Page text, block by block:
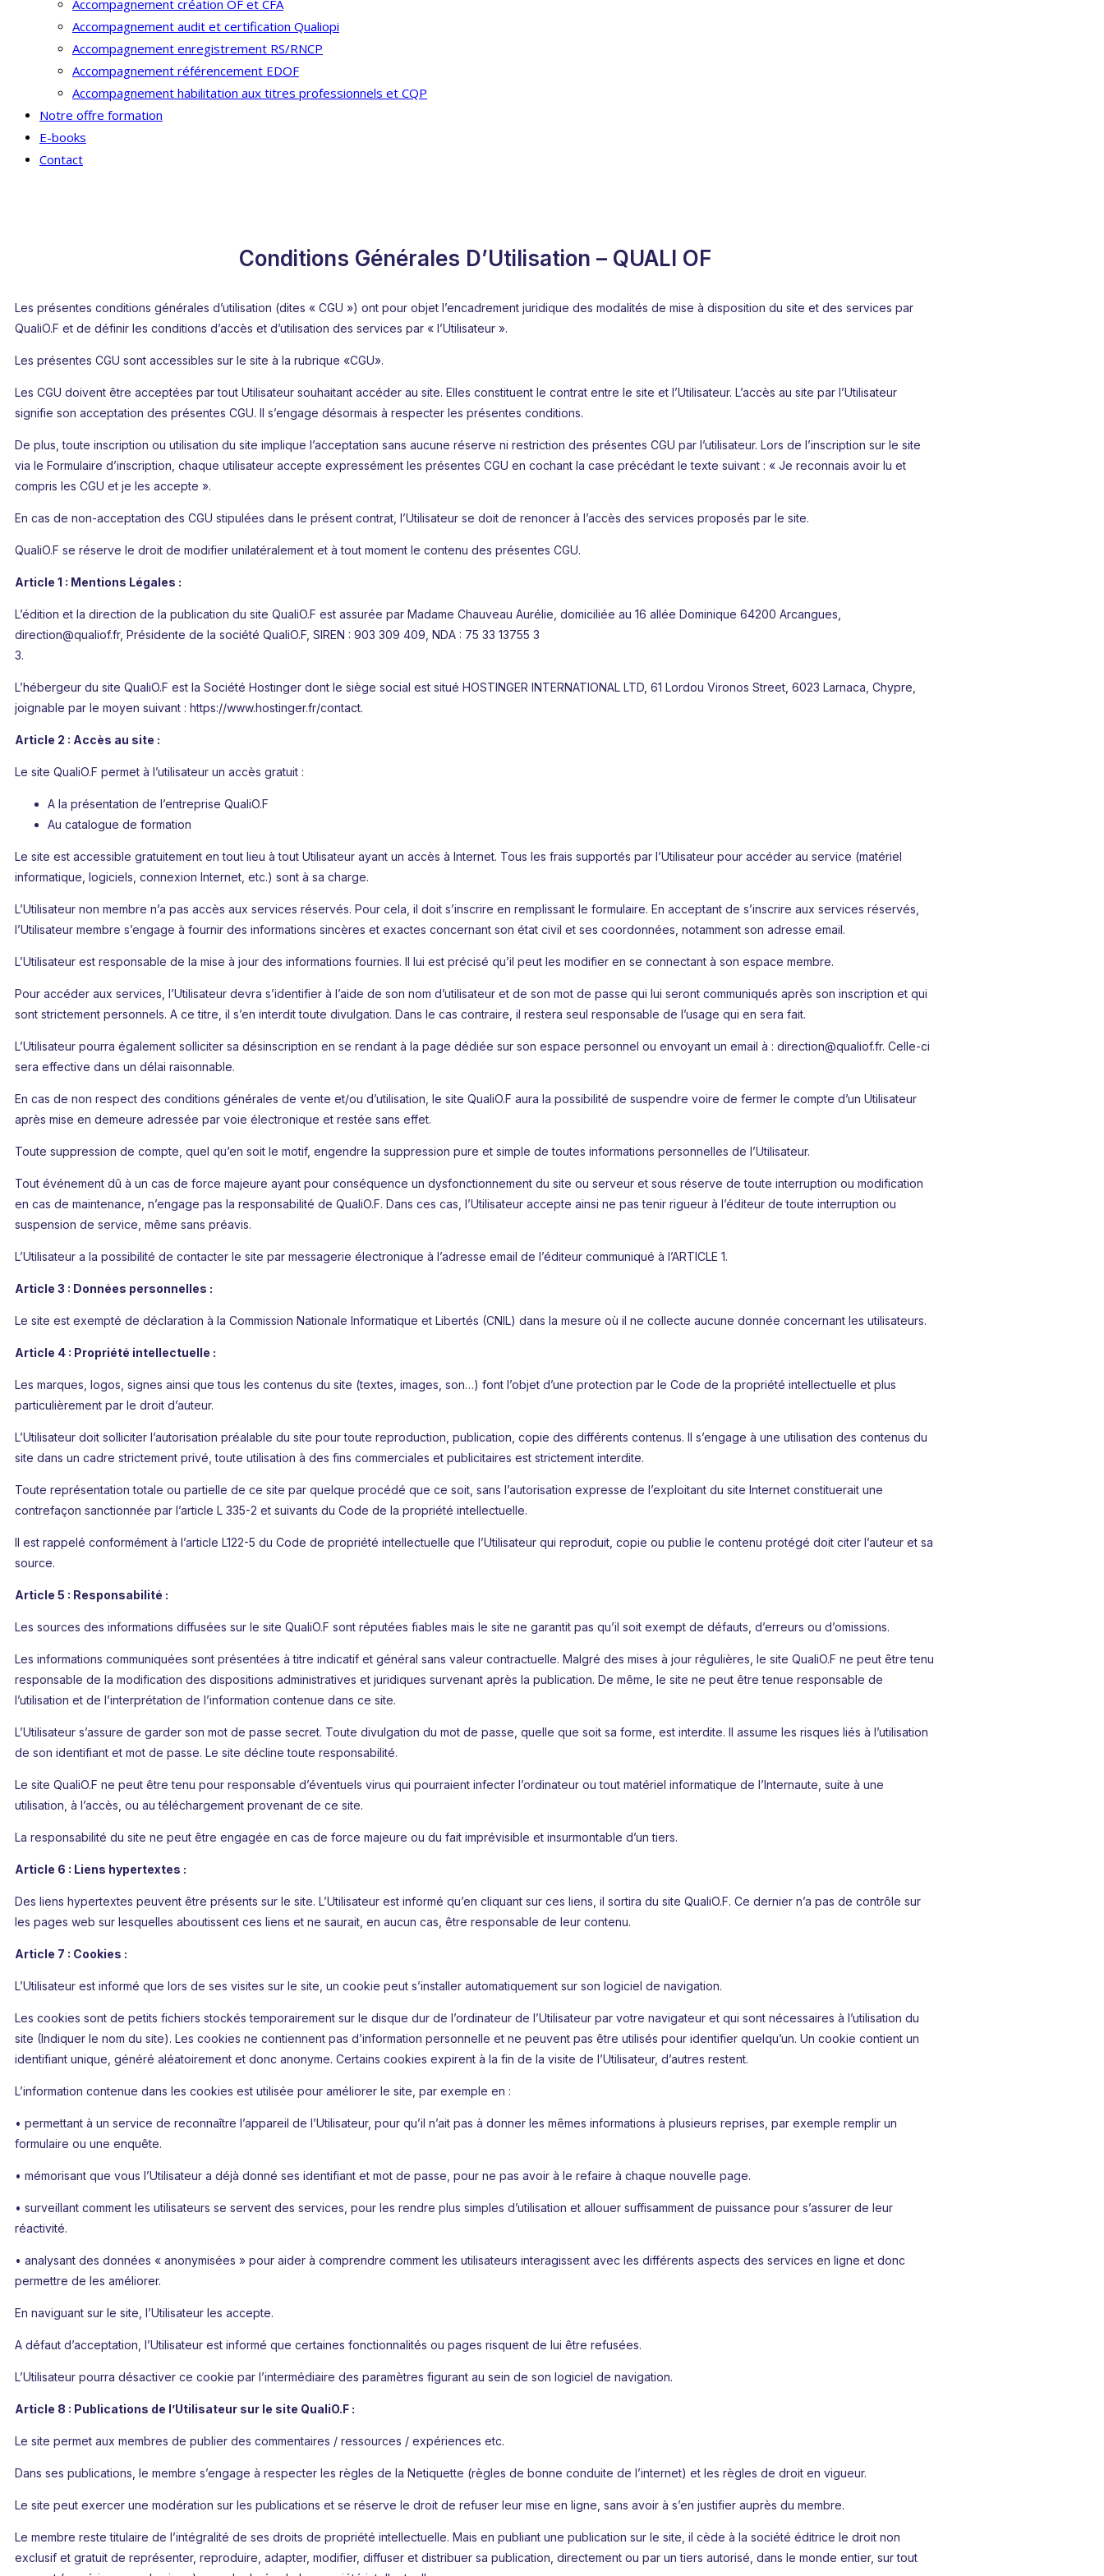
Accompagnement création OF et CFA
Accompagnement audit et certification Qualiopi
Accompagnement enregistrement RS/RNCP
Accompagnement référencement EDOF
Accompagnement habilitation aux titres professionnels et CQP
Notre offre formation
E-books
Contact
Conditions Générales D’Utilisation – QUALI OF
Les présentes conditions générales d’utilisation (dites « CGU ») ont pour objet l’encadrement juridique des modalités de mise à disposition du site et des services par
QualiO.F et de définir les conditions d’accès et d’utilisation des services par « l’Utilisateur ».
Les présentes CGU sont accessibles sur le site à la rubrique «CGU».
Les CGU doivent être acceptées par tout Utilisateur souhaitant accéder au site. Elles constituent le contrat entre le site et l’Utilisateur. L’accès au site par l’Utilisateur
signifie son acceptation des présentes CGU. Il s’engage désormais à respecter les présentes conditions.
De plus, toute inscription ou utilisation du site implique l’acceptation sans aucune réserve ni restriction des présentes CGU par l’utilisateur. Lors de l’inscription sur le site
via le Formulaire d’inscription, chaque utilisateur accepte expressément les présentes CGU en cochant la case précédant le texte suivant : « Je reconnais avoir lu et
compris les CGU et je les accepte ».
En cas de non-acceptation des CGU stipulées dans le présent contrat, l’Utilisateur se doit de renoncer à l’accès des services proposés par le site.
QualiO.F se réserve le droit de modifier unilatéralement et à tout moment le contenu des présentes CGU.
Article 1 : Mentions Légales :
L’édition et la direction de la publication du site QualiO.F est assurée par Madame Chauveau Aurélie, domiciliée au 16 allée Dominique 64200 Arcangues,
direction@qualiof.fr, Présidente de la société QualiO.F, SIREN : 903 309 409, NDA : 75 33 13755 3
3.
L’hébergeur du site QualiO.F est la Société Hostinger dont le siège social est situé HOSTINGER INTERNATIONAL LTD, 61 Lordou Vironos Street, 6023 Larnaca, Chypre,
joignable par le moyen suivant : https://www.hostinger.fr/contact.
Article 2 : Accès au site :
Le site QualiO.F permet à l’utilisateur un accès gratuit :
A la présentation de l’entreprise QualiO.F
Au catalogue de formation
Le site est accessible gratuitement en tout lieu à tout Utilisateur ayant un accès à Internet. Tous les frais supportés par l’Utilisateur pour accéder au service (matériel
informatique, logiciels, connexion Internet, etc.) sont à sa charge.
L’Utilisateur non membre n’a pas accès aux services réservés. Pour cela, il doit s’inscrire en remplissant le formulaire. En acceptant de s’inscrire aux services réservés,
l’Utilisateur membre s’engage à fournir des informations sincères et exactes concernant son état civil et ses coordonnées, notamment son adresse email.
L’Utilisateur est responsable de la mise à jour des informations fournies. Il lui est précisé qu’il peut les modifier en se connectant à son espace membre.
Pour accéder aux services, l’Utilisateur devra s’identifier à l’aide de son nom d’utilisateur et de son mot de passe qui lui seront communiqués après son inscription et qui
sont strictement personnels. A ce titre, il s’en interdit toute divulgation. Dans le cas contraire, il restera seul responsable de l’usage qui en sera fait.
L’Utilisateur pourra également solliciter sa désinscription en se rendant à la page dédiée sur son espace personnel ou envoyant un email à : direction@qualiof.fr. Celle-ci
sera effective dans un délai raisonnable.
En cas de non respect des conditions générales de vente et/ou d’utilisation, le site QualiO.F aura la possibilité de suspendre voire de fermer le compte d’un Utilisateur
après mise en demeure adressée par voie électronique et restée sans effet.
Toute suppression de compte, quel qu’en soit le motif, engendre la suppression pure et simple de toutes informations personnelles de l’Utilisateur.
Tout événement dû à un cas de force majeure ayant pour conséquence un dysfonctionnement du site ou serveur et sous réserve de toute interruption ou modification
en cas de maintenance, n’engage pas la responsabilité de QualiO.F. Dans ces cas, l’Utilisateur accepte ainsi ne pas tenir rigueur à l’éditeur de toute interruption ou
suspension de service, même sans préavis.
L’Utilisateur a la possibilité de contacter le site par messagerie électronique à l’adresse email de l’éditeur communiqué à l’ARTICLE 1.
Article 3 : Données personnelles :
Le site est exempté de déclaration à la Commission Nationale Informatique et Libertés (CNIL) dans la mesure où il ne collecte aucune donnée concernant les utilisateurs.
Article 4 : Propriété intellectuelle :
Les marques, logos, signes ainsi que tous les contenus du site (textes, images, son…) font l’objet d’une protection par le Code de la propriété intellectuelle et plus
particulièrement par le droit d’auteur.
L’Utilisateur doit solliciter l’autorisation préalable du site pour toute reproduction, publication, copie des différents contenus. Il s’engage à une utilisation des contenus du
site dans un cadre strictement privé, toute utilisation à des fins commerciales et publicitaires est strictement interdite.
Toute représentation totale ou partielle de ce site par quelque procédé que ce soit, sans l’autorisation expresse de l’exploitant du site Internet constituerait une
contrefaçon sanctionnée par l’article L 335-2 et suivants du Code de la propriété intellectuelle.
Il est rappelé conformément à l’article L122-5 du Code de propriété intellectuelle que l’Utilisateur qui reproduit, copie ou publie le contenu protégé doit citer l’auteur et sa
source.
Article 5 : Responsabilité :
Les sources des informations diffusées sur le site QualiO.F sont réputées fiables mais le site ne garantit pas qu’il soit exempt de défauts, d’erreurs ou d’omissions.
Les informations communiquées sont présentées à titre indicatif et général sans valeur contractuelle. Malgré des mises à jour régulières, le site QualiO.F ne peut être tenu
responsable de la modification des dispositions administratives et juridiques survenant après la publication. De même, le site ne peut être tenue responsable de
l’utilisation et de l’interprétation de l’information contenue dans ce site.
L’Utilisateur s’assure de garder son mot de passe secret. Toute divulgation du mot de passe, quelle que soit sa forme, est interdite. Il assume les risques liés à l’utilisation
de son identifiant et mot de passe. Le site décline toute responsabilité.
Le site QualiO.F ne peut être tenu pour responsable d’éventuels virus qui pourraient infecter l’ordinateur ou tout matériel informatique de l’Internaute, suite à une
utilisation, à l’accès, ou au téléchargement provenant de ce site.
La responsabilité du site ne peut être engagée en cas de force majeure ou du fait imprévisible et insurmontable d’un tiers.
Article 6 : Liens hypertextes :
Des liens hypertextes peuvent être présents sur le site. L’Utilisateur est informé qu’en cliquant sur ces liens, il sortira du site QualiO.F. Ce dernier n’a pas de contrôle sur
les pages web sur lesquelles aboutissent ces liens et ne saurait, en aucun cas, être responsable de leur contenu.
Article 7 : Cookies :
L’Utilisateur est informé que lors de ses visites sur le site, un cookie peut s’installer automatiquement sur son logiciel de navigation.
Les cookies sont de petits fichiers stockés temporairement sur le disque dur de l’ordinateur de l’Utilisateur par votre navigateur et qui sont nécessaires à l’utilisation du
site (Indiquer le nom du site). Les cookies ne contiennent pas d’information personnelle et ne peuvent pas être utilisés pour identifier quelqu’un. Un cookie contient un
identifiant unique, généré aléatoirement et donc anonyme. Certains cookies expirent à la fin de la visite de l’Utilisateur, d’autres restent.
L’information contenue dans les cookies est utilisée pour améliorer le site, par exemple en :
• permettant à un service de reconnaître l’appareil de l’Utilisateur, pour qu’il n’ait pas à donner les mêmes informations à plusieurs reprises, par exemple remplir un
formulaire ou une enquête.
• mémorisant que vous l’Utilisateur a déjà donné ses identifiant et mot de passe, pour ne pas avoir à le refaire à chaque nouvelle page.
• surveillant comment les utilisateurs se servent des services, pour les rendre plus simples d’utilisation et allouer suffisamment de puissance pour s’assurer de leur
réactivité.
• analysant des données « anonymisées » pour aider à comprendre comment les utilisateurs interagissent avec les différents aspects des services en ligne et donc
permettre de les améliorer.
En naviguant sur le site, l’Utilisateur les accepte.
A défaut d’acceptation, l’Utilisateur est informé que certaines fonctionnalités ou pages risquent de lui être refusées.
L’Utilisateur pourra désactiver ce cookie par l’intermédiaire des paramètres figurant au sein de son logiciel de navigation.
Article 8 : Publications de l’Utilisateur sur le site QualiO.F :
Le site permet aux membres de publier des commentaires / ressources / expériences etc.
Dans ses publications, le membre s’engage à respecter les règles de la Netiquette (règles de bonne conduite de l’internet) et les règles de droit en vigueur.
Le site peut exercer une modération sur les publications et se réserve le droit de refuser leur mise en ligne, sans avoir à s’en justifier auprès du membre.
Le membre reste titulaire de l’intégralité de ses droits de propriété intellectuelle. Mais en publiant une publication sur le site, il cède à la société éditrice le droit non
exclusif et gratuit de représenter, reproduire, adapter, modifier, diffuser et distribuer sa publication, directement ou par un tiers autorisé, dans le monde entier, sur tout